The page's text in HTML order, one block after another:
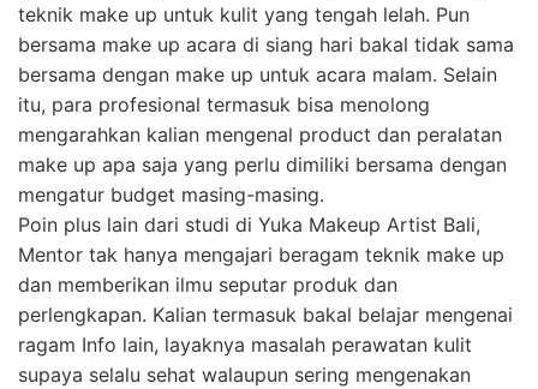
teknik make up untuk kulit yang tengah lelah. Pun
bersama make up acara di siang hari bakal tidak sama
bersama dengan make up untuk acara malam. Selain
itu, para profesional termasuk bisa menolong
mengarahkan kalian mengenal product dan peralatan
make up apa saja yang perlu dimiliki bersama dengan
mengatur budget masing-masing.
Poin plus lain dari studi di Yuka Makeup Artist Bali,
Mentor tak hanya mengajari beragam teknik make up
dan memberikan ilmu seputar produk dan
perlengkapan. Kalian termasuk bakal belajar mengenai
ragam Info lain, layaknya masalah perawatan kulit
supaya selalu sehat walaupun sering mengenakan